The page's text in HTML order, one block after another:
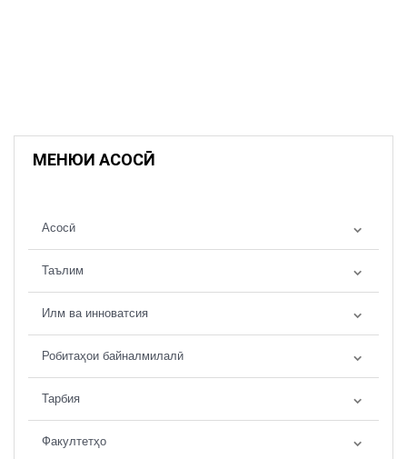
МЕНЮИ АСОСӢ
Асосӣ
Таълим
Илм ва инноватсия
Робитаҳои байналмилалӣ
Тарбия
Факултетҳо